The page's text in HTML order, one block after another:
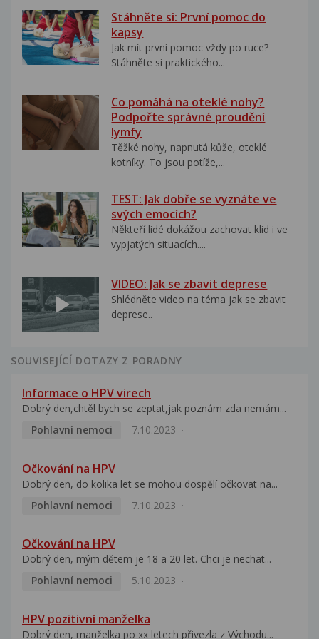
Stáhněte si: První pomoc do
kapsy
Jak mít první pomoc vždy po ruce?
Stáhněte si praktického...
Co pomáhá na oteklé nohy?
Podpořte správné proudění
lymfy
Těžké nohy, napnutá kůže, oteklé
kotníky. To jsou potíže,...
TEST: Jak dobře se vyznáte ve
svých emocích?
Někteří lidé dokážou zachovat klid i ve
vypjatých situacích....
VIDEO: Jak se zbavit deprese
Shlédněte video na téma jak se zbavit
deprese..
SOUVISEJÍCÍ DOTAZY Z PORADNY
Informace o HPV virech
Dobrý den,chtěl bych se zeptat,jak poznám zda nemám...
Pohlavní nemoci
7.10.2023
Očkování na HPV
Dobrý den, do kolika let se mohou dospělí očkovat na...
Pohlavní nemoci
7.10.2023
Očkování na HPV
Dobrý den, mým dětem je 18 a 20 let. Chci je nechat...
Pohlavní nemoci
5.10.2023
HPV pozitivní manželka
Dobrý den, manželka po xx letech přivezla z Východu...